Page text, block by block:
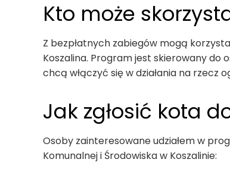
Kto może
Z bezpłatnych zabiegów mogą
Koszalina. Program jest skierowany do
chcą włączyć się w działania na rzecz
Jak zgłosić kota
Osoby zainteresowane udziałem w
Komunalnej i Środowiska w Koszalinie: